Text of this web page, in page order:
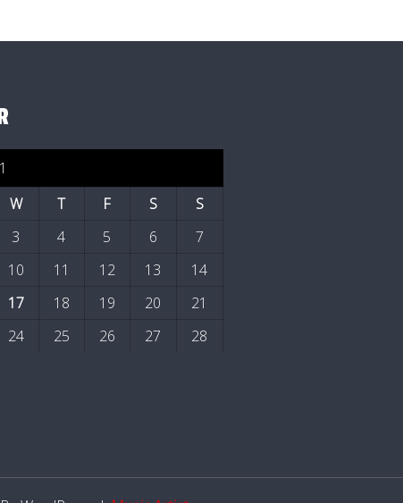
W T F S
S
3 4 5 6
7
10 11 12 13
14
17 18 19 20
21
24 25 26 27 28